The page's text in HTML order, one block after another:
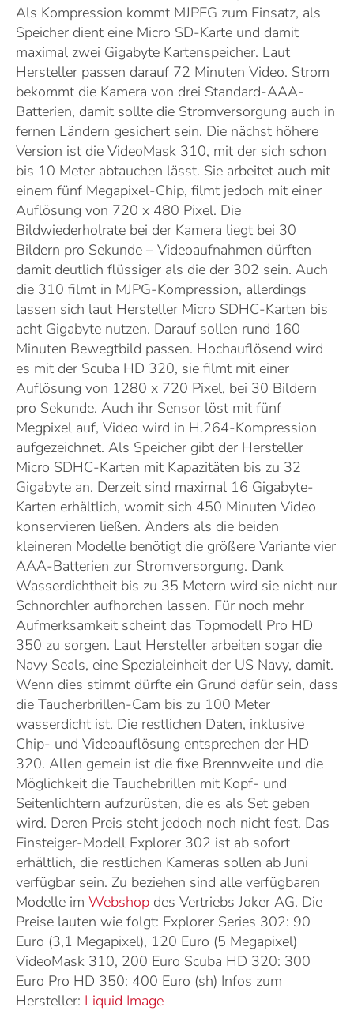
Als Kompression kommt MJPEG zum Einsatz, als
Speicher dient eine Micro SD-Karte und damit
maximal zwei Gigabyte Kartenspeicher. Laut
Hersteller passen darauf 72 Minuten Video. Strom
bekommt die Kamera von drei Standard-AAA-
Batterien, damit sollte die Stromversorgung auch in
fernen Ländern gesichert sein. Die nächst höhere
Version ist die VideoMask 310, mit der sich schon
bis 10 Meter abtauchen lässt. Sie arbeitet auch mit
einem fünf Megapixel-Chip, filmt jedoch mit einer
Auflösung von 720 x 480 Pixel. Die
Bildwiederholrate bei der Kamera liegt bei 30
Bildern pro Sekunde – Videoaufnahmen dürften
damit deutlich flüssiger als die der 302 sein. Auch
die 310 filmt in MJPG-Kompression, allerdings
lassen sich laut Hersteller Micro SDHC-Karten bis
acht Gigabyte nutzen. Darauf sollen rund 160
Minuten Bewegtbild passen. Hochauflösend wird
es mit der Scuba HD 320, sie filmt mit einer
Auflösung von 1280 x 720 Pixel, bei 30 Bildern
pro Sekunde. Auch ihr Sensor löst mit fünf
Megpixel auf, Video wird in H.264-Kompression
aufgezeichnet. Als Speicher gibt der Hersteller
Micro SDHC-Karten mit Kapazitäten bis zu 32
Gigabyte an. Derzeit sind maximal 16 Gigabyte-
Karten erhältlich, womit sich 450 Minuten Video
konservieren ließen. Anders als die beiden
kleineren Modelle benötigt die größere Variante vier
AAA-Batterien zur Stromversorgung. Dank
Wasserdichtheit bis zu 35 Metern wird sie nicht nur
Schnorchler aufhorchen lassen. Für noch mehr
Aufmerksamkeit scheint das Topmodell Pro HD
350 zu sorgen. Laut Hersteller arbeiten sogar die
Navy Seals, eine Spezialeinheit der US Navy, damit.
Wenn dies stimmt dürfte ein Grund dafür sein, dass
die Taucherbrillen-Cam bis zu 100 Meter
wasserdicht ist. Die restlichen Daten, inklusive
Chip- und Videoauflösung entsprechen der HD
320. Allen gemein ist die fixe Brennweite und die
Möglichkeit die Tauchebrillen mit Kopf- und
Seitenlichtern aufzurüsten, die es als Set geben
wird. Deren Preis steht jedoch noch nicht fest. Das
Einsteiger-Modell Explorer 302 ist ab sofort
erhältlich, die restlichen Kameras sollen ab Juni
verfügbar sein. Zu beziehen sind alle verfügbaren
Modelle im Webshop des Vertriebs Joker AG. Die
Preise lauten wie folgt: Explorer Series 302: 90
Euro (3,1 Megapixel), 120 Euro (5 Megapixel)
VideoMask 310, 200 Euro Scuba HD 320: 300
Euro Pro HD 350: 400 Euro (sh) Infos zum
Hersteller: Liquid Image